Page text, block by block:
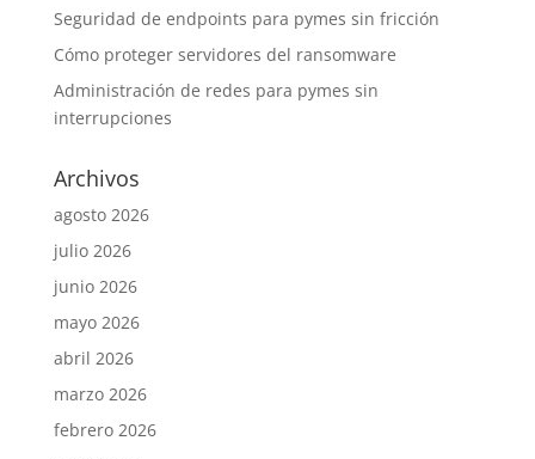
Seguridad de endpoints para pymes sin fricción
Cómo proteger servidores del ransomware
Administración de redes para pymes sin
interrupciones
Archivos
agosto 2026
julio 2026
junio 2026
mayo 2026
abril 2026
marzo 2026
febrero 2026